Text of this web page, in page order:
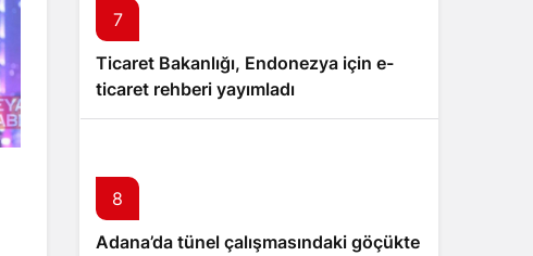
7
Ticaret Bakanlığı, Endonezya için e-
ticaret rehberi yayımladı
8
Adana’da tünel çalışmasındaki göçükte